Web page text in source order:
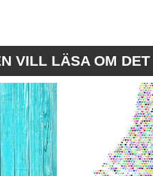
VILL LÄSA OM DET